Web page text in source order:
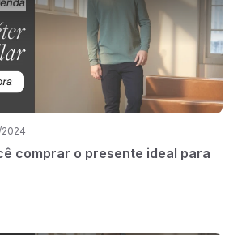
comprar o presente ideal para